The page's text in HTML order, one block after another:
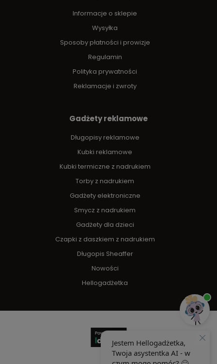
Informacje o sklepie
Wysyłka
Sposoby płatności i prowizje
Regulamin
Polityka prywatności
Reklamacje i zwroty
Gadżety reklamowe
Długopisy reklamowe
Kubki reklamowe
Kubki termiczne z nadrukiem
Torby z nadrukiem
Gadżety elektroniczne
Smycz z nadrukiem
Gadżety dla dzieci
Czapki z daszkiem z nadrukiem
Długopis Sheaffer
Nowości
Hellogadżetka